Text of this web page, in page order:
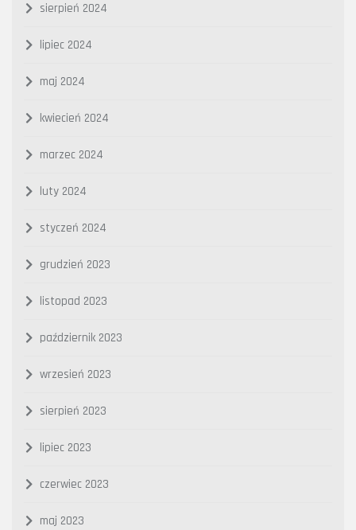
sierpień 2024
lipiec 2024
maj 2024
kwiecień 2024
marzec 2024
luty 2024
styczeń 2024
grudzień 2023
listopad 2023
październik 2023
wrzesień 2023
sierpień 2023
lipiec 2023
czerwiec 2023
maj 2023